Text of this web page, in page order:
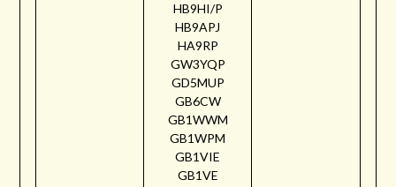
HB9HI/P
HB9APJ
HA9RP
GW3YQP
GD5MUP
GB6CW
GB1WWM
GB1WPM
GB1VIE
GB1VE